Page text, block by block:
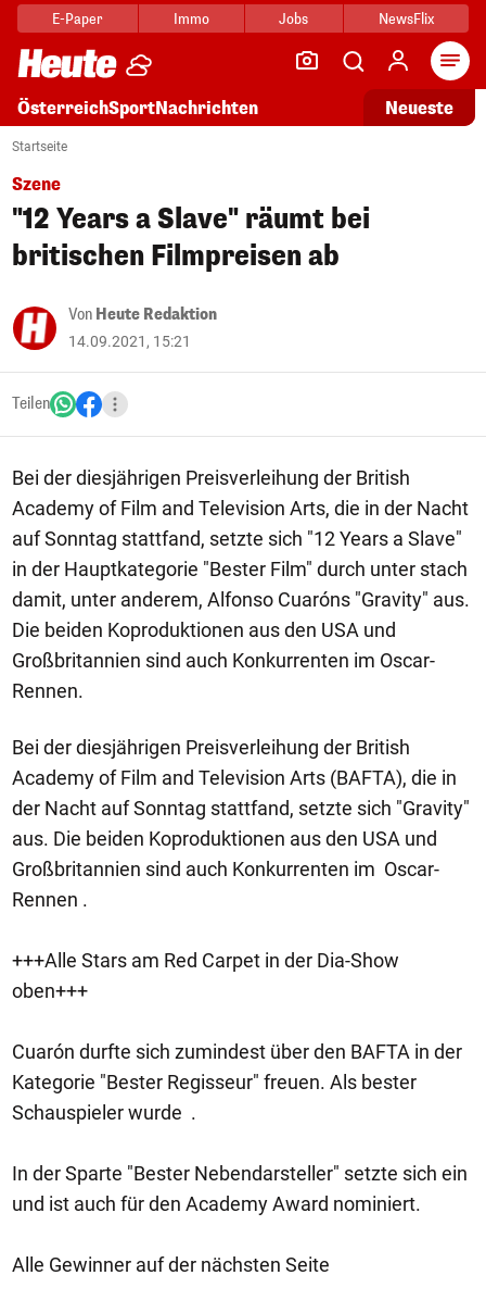
E-Paper Immo Jobs NewsFlix
ÖsterreichSportNachrichten Neueste
Startseite
Szene
"12 Years a Slave" räumt bei
britischen Filmpreisen ab
Von Heute Redaktion
14.09.2021, 15:21
Teilen
Bei der diesjährigen Preisverleihung der British
Academy of Film and Television Arts, die in der Nacht
auf Sonntag stattfand, setzte sich "12 Years a Slave"
in der Hauptkategorie "Bester Film" durch unter stach
damit, unter anderem, Alfonso Cuaróns "Gravity" aus.
Die beiden Koproduktionen aus den USA und
Großbritannien sind auch Konkurrenten im Oscar-
Rennen.
Bei der diesjährigen Preisverleihung der British
Academy of Film and Television Arts (BAFTA), die in
der Nacht auf Sonntag stattfand, setzte sich "Gravity"
aus. Die beiden Koproduktionen aus den USA und
Großbritannien sind auch Konkurrenten im Oscar-
Rennen .
+++Alle Stars am Red Carpet in der Dia-Show
oben+++
Cuarón durfte sich zumindest über den BAFTA in der
Kategorie "Bester Regisseur" freuen. Als bester
Schauspieler wurde .
In der Sparte "Bester Nebendarsteller" setzte sich ein
und ist auch für den Academy Award nominiert.
Alle Gewinner auf der nächsten Seite